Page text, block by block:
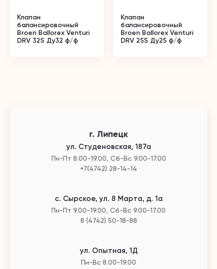
Клапан
балансировочный
Broen Ballorex Venturi
DRV 32S Ду32 ф/ф
Клапан
балансировочный
Broen Ballorex Venturi
DRV 25S Ду25 ф/ф
г. Липецк
ул. Студеновская, 187а
Пн-Пт 8.00-19.00, Сб-Вс 9.00-17.00
+7(4742) 28-14-14
с. Сырское, ул. 8 Марта, д. 1а
Пн-Пт 9.00-19.00, Сб-Вс 9.00-17.00
8 (4742) 50-18-88
ул. Опытная, 1Д
Пн-Вс 8.00-19.00